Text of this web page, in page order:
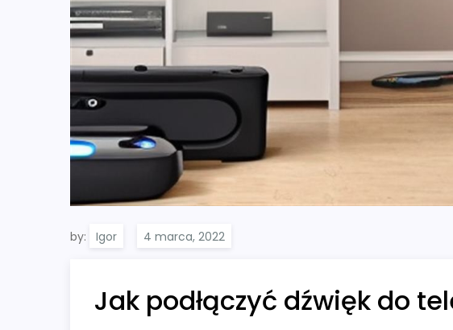
by: Igor
Jak podłączyć dźwięk do